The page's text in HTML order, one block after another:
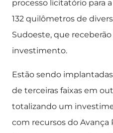
processo licitatório para
132 quilômetros de
Sudoeste, que receberão
investimento.
Estão sendo
de terceiras faixas em
totalizando um
com recursos do Avança